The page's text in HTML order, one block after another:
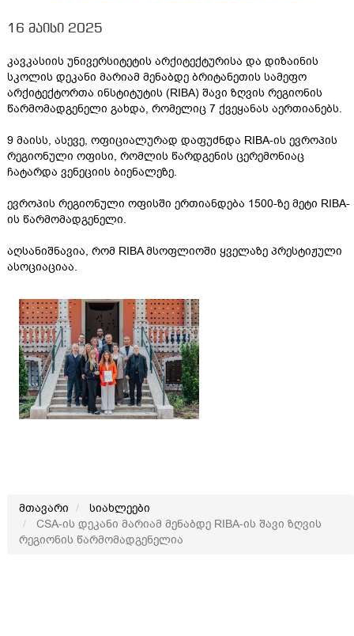
16 მაისი 2025
კავკასიის უნივერსიტეტის არქიტექტურისა და დიზაინის
სკოლის დეკანი მარიამ მენაბდე ბრიტანეთის სამეფო
არქიტექტორთა ინსტიტუტის (RIBA) შავი ზღვის რეგიონის
წარმომადგენელი გახდა, რომელიც 7 ქვეყანას აერთიანებს.
9 მაისს, ასევე, ოფიციალურად დაფუძნდა RIBA-ის ევროპის
რეგიონული ოფისი, რომლის წარდგენის ცერემონიაც
ჩატარდა ვენეციის ბიენალეზე.
ევროპის რეგიონული ოფისში ერთიანდება 1500-ზე მეტი RIBA-
ის წარმომადგენელი.
აღსანიშნავია, რომ RIBA მსოფლიოში ყველაზე პრესტიჟული
ასოციაციაა.
მთავარი
სიახლეები
CSA-ის დეკანი მარიამ მენაბდე RIBA-ის შავი ზღვის
რეგიონის წარმომადგენელია